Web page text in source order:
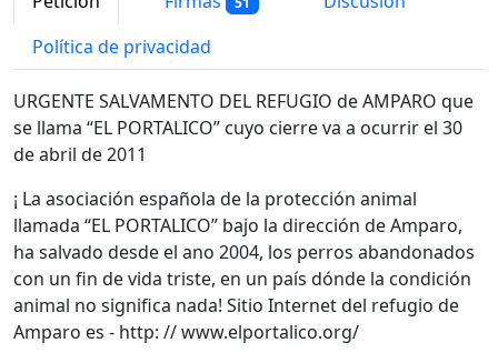
Política de privacidad
URGENTE SALVAMENTO DEL REFUGIO de AMPARO que
se llama “EL PORTALICO” cuyo cierre va a ocurrir el 30
de abril de 2011
¡ La asociación española de la protección animal
llamada “EL PORTALICO” bajo la dirección de Amparo,
ha salvado desde el ano 2004, los perros abandonados
con un fin de vida triste, en un país dónde la condición
animal no significa nada! Sitio Internet del refugio de
Amparo es - http: // www.elportalico.org/